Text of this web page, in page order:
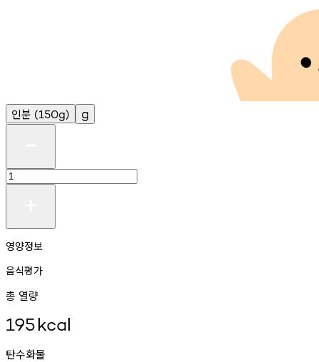
인분 (150g) g
영양정보
음식평가
총 열량
195kcal
탄수화물